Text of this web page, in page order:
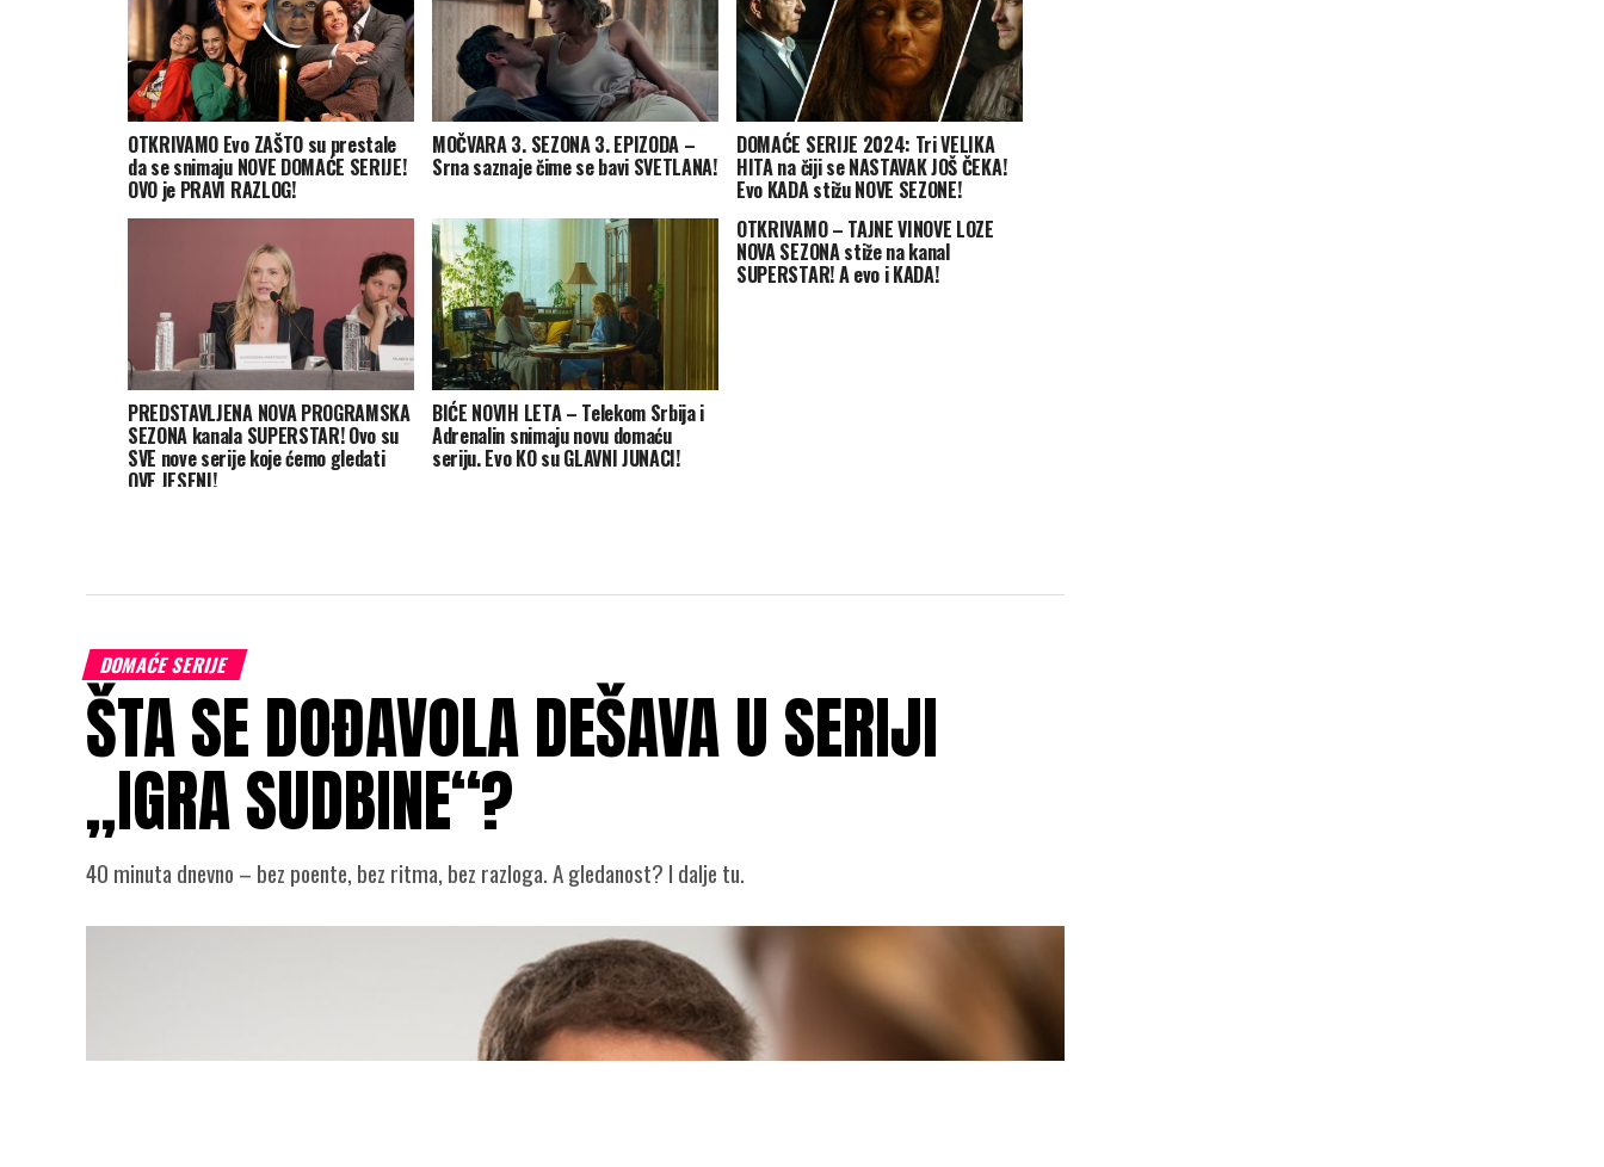
OTKRIVAMO Evo ZAŠTO su prestale
da se snimaju NOVE DOMAĆE SERIJE!
OVO je PRAVI RAZLOG!
MOČVARA 3. SEZONA 3. EPIZODA –
Srna saznaje čime se bavi SVETLANA!
DOMAĆE SERIJE 2024: Tri VELIKA
HITA na čiji se NASTAVAK JOŠ ČEKA!
Evo KADA stižu NOVE SEZONE!
PREDSTAVLJENA NOVA PROGRAMSKA
SEZONA kanala SUPERSTAR! Ovo su
SVE nove serije koje ćemo gledati
OVE JESENI!
BIĆE NOVIH LETA – Telekom Srbija i
Adrenalin snimaju novu domaću
seriju. Evo KO su GLAVNI JUNACI!
OTKRIVAMO – TAJNE VINOVE LOZE
NOVA SEZONA stiže na kanal
SUPERSTAR! A evo i KADA!
DOMAĆE SERIJE
ŠTA SE DOĐAVOLA DEŠAVA U SERIJI
„IGRA SUDBINE“?
40 minuta dnevno – bez poente, bez ritma, bez razloga. A gledanost? I dalje tu.